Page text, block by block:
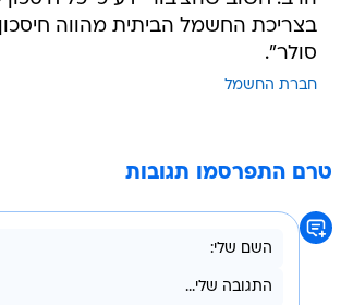
בצריכת החשמל הביתית מהווה
סולר".
חברת החשמל
טרם התפרסמו תגובות